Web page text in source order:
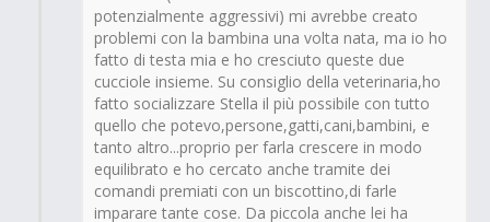
potenzialmente aggressivi) mi avrebbe creato
problemi con la bambina una volta nata, ma io ho
fatto di testa mia e ho cresciuto queste due
cucciole insieme. Su consiglio della veterinaria,ho
fatto socializzare Stella il più possibile con tutto
quello che potevo,persone,gatti,cani,bambini, e
tanto altro...proprio per farla crescere in modo
equilibrato e ho cercato anche tramite dei
comandi premiati con un biscottino,di farle
imparare tante cose. Da piccola anche lei ha